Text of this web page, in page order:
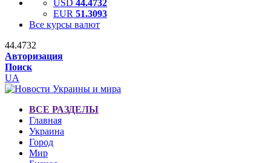
USD 44.4732
EUR 51.3093
Все курсы валют
44.4732
Авторизация
Поиск
UA
ВСЕ РАЗДЕЛЫ
Главная
Украина
Город
Мир